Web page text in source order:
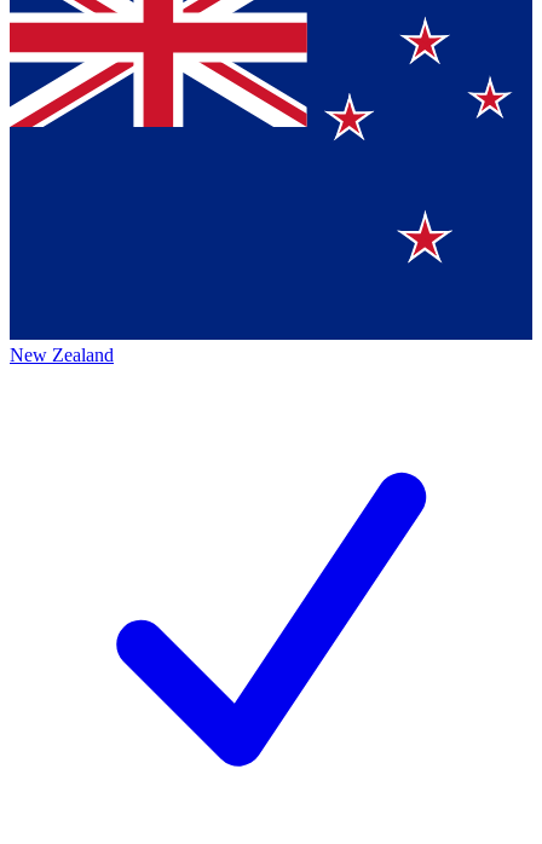
New Zealand